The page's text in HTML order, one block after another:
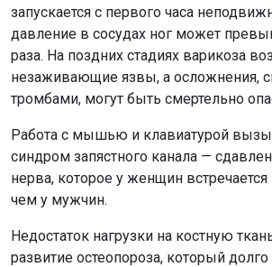
запускается с первого часа
давление в сосудах ног может
раза. На поздних стадиях варикоза
незаживающие язвы, а осложнения,
тромбами, могут быть смертельно
Работа с мышью и клавиатурой
синдром запястного канала —
нерва, которое у женщин
чем у мужчин.
Недостаток нагрузки на костную
развитие остеопороза, который долго